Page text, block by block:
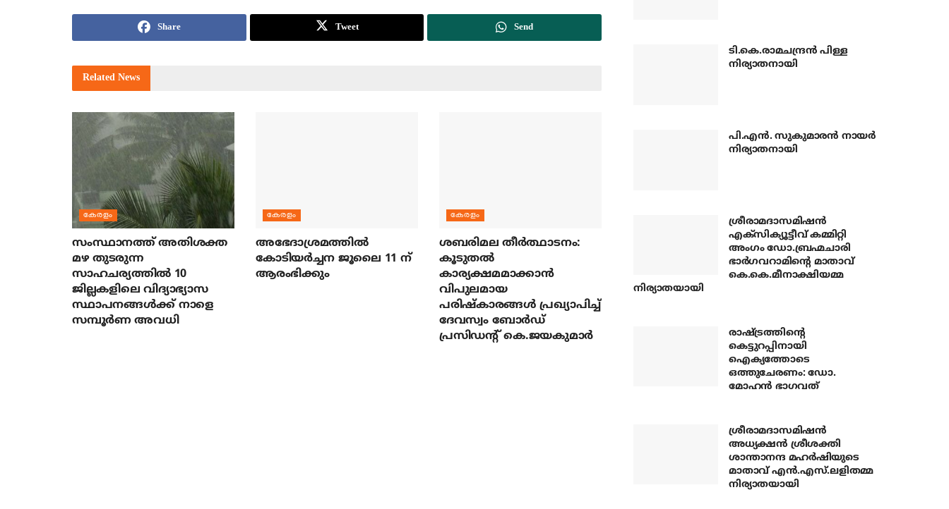
Share Tweet Send
Related News
കേരളം
സംസ്ഥാനത്ത് അതിശക്ത
മഴ തുടരുന്ന
സാഹചര്യത്തിൽ 10
ജില്ലകളിലെ വിദ്യാഭ്യാസ
സ്ഥാപനങ്ങൾക്ക് നാളെ
സമ്പൂർണ അവധി
കേരളം
അഭേദാശ്രമത്തില്‍
കോടിയര്‍ച്ചന ജൂലൈ 11 ന്
ആരംഭിക്കും
കേരളം
ശബരിമല തീര്‍ത്ഥാടനം:
കൂടുതല്‍
കാര്യക്ഷമമാക്കാന്‍
വിപുലമായ
പരിഷ്‌കാരങ്ങള്‍ പ്രഖ്യാപിച്ച്
ദേവസ്വം ബോര്‍ഡ്
പ്രസിഡന്റ് കെ.ജയകുമാര്‍
ടി.കെ.രാമചന്ദ്രന്‍ പിള്ള
നിര്യാതനായി
പി.എന്‍. സുകുമാരന്‍ നായര്‍
നിര്യാതനായി
ശ്രീരാമദാസമിഷന്‍
എക്‌സിക്യൂട്ടീവ് കമ്മിറ്റി
അംഗം ഡോ.ബ്രഹ്മചാരി
ഭാര്‍ഗവറാമിന്റെ മാതാവ്
കെ.കെ.മീനാക്ഷിയമ്മ
നിര്യാതയായി
രാഷ്ട്രത്തിന്റെ
കെട്ടുറപ്പിനായി
ഐക്യത്തോടെ
ഒത്തുചേരണം: ഡോ.
മോഹന്‍ ഭാഗവത്
ശ്രീരാമദാസമിഷന്‍
അധ്യക്ഷന്‍ ശ്രീശക്തി
ശാന്താനന്ദ മഹര്‍ഷിയുടെ
മാതാവ് എന്‍.എസ്.ലളിതമ്മ
നിര്യാതയായി